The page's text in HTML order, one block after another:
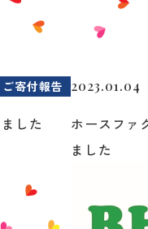
ご寄付報告
した
2023.01.04
ホースファ
ました